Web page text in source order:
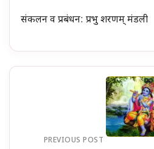
संकलन व प्रबंधन: प्रभु शरणम् मंडली
PREVIOUS POST